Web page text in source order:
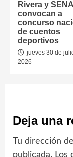
Rivera y
convocan a
concurso
de cuentos
deportivos
jueves 30 de
2026
Deja una
Tu dirección
publicada. Los